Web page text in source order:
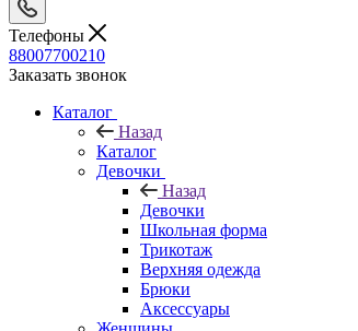
Телефоны
88007700210
Заказать звонок
Каталог
Назад
Каталог
Девочки
Назад
Девочки
Школьная форма
Трикотаж
Верхняя одежда
Брюки
Аксессуары